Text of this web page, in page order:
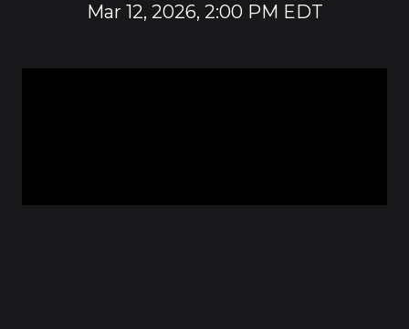
Mar 12, 2026, 2:00 PM EDT